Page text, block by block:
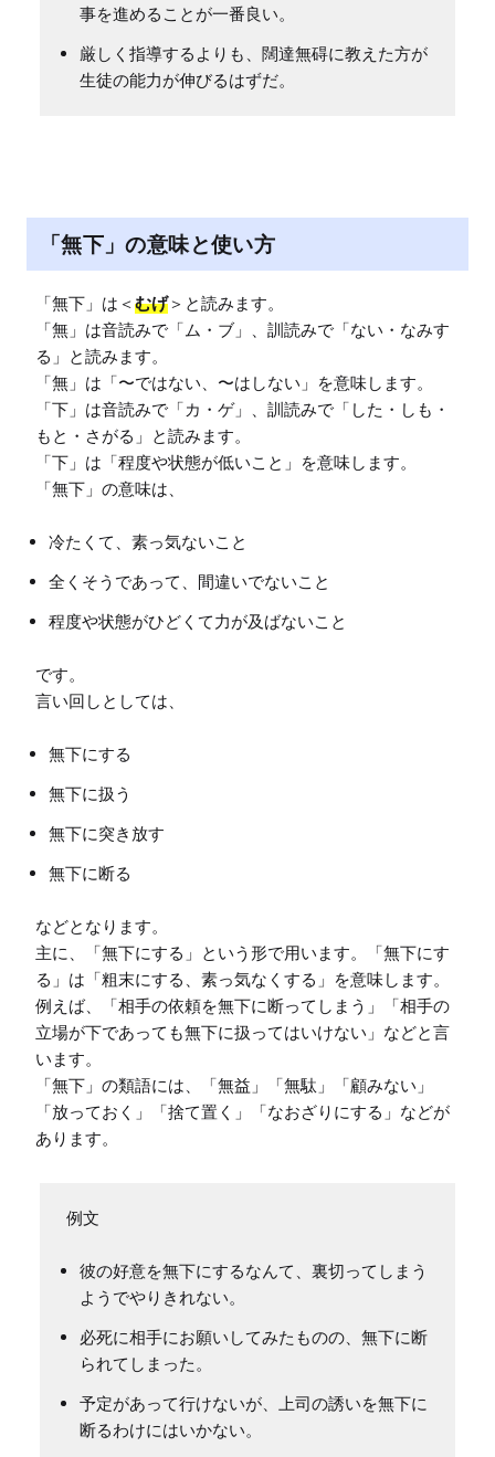
事を進めることが一番良い。
厳しく指導するよりも、闊達無碍に教えた方が
生徒の能力が伸びるはずだ。
「無下」の意味と使い方
「無下」は＜むげ＞と読みます。
「無」は音読みで「ム・ブ」、訓読みで「ない・なみす
る」と読みます。
「無」は「〜ではない、〜はしない」を意味します。
「下」は音読みで「カ・ゲ」、訓読みで「した・しも・
もと・さがる」と読みます。
「下」は「程度や状態が低いこと」を意味します。
冷たくて、素っ気ないこと
全くそうであって、間違いでないこと
程度や状態がひどくて力が及ばないこと
です。
無下にする
無下に扱う
無下に突き放す
無下に断る
などとなります。
主に、「無下にする」という形で用います。「無下にす
る」は「粗末にする、素っ気なくする」を意味します。
例えば、「相手の依頼を無下に断ってしまう」「相手の
立場が下であっても無下に扱ってはいけない」などと言
います。
「無下」の類語には、「無益」「無駄」「顧みない」
「放っておく」「捨て置く」「なおざりにする」などが
彼の好意を無下にするなんて、裏切ってしまう
ようでやりきれない。
必死に相手にお願いしてみたものの、無下に断
られてしまった。
予定があって行けないが、上司の誘いを無下に
断るわけにはいかない。